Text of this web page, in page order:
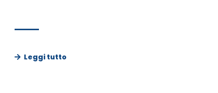
Leggi tutto